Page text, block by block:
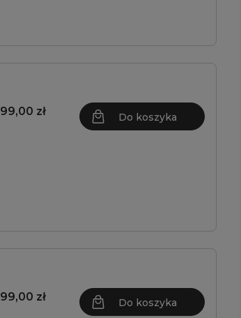
99,00 zł Do koszyka
99,00 zł Do koszyka